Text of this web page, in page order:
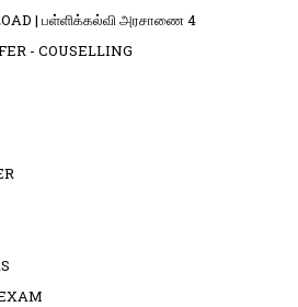
| பள்ளிக்கல்வி அரசாணை 4
- COUSELLING